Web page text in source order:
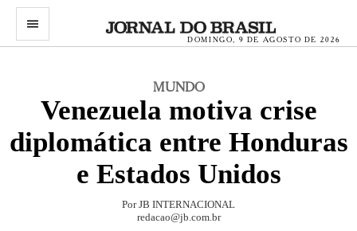
menu
DOMINGO, 9 DE AGOSTO DE 2026
MUNDO
Venezuela motiva crise
diplomática entre Honduras
e Estados Unidos
Por JB INTERNACIONAL
redacao@jb.com.br